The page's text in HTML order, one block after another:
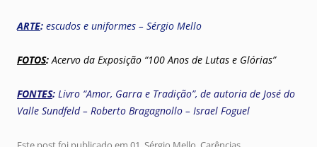
ARTE: escudos e uniformes – Sérgio Mello
FOTOS:Acervo da Exposição “100 Anos de Lutas e Glórias”
FONTES: Livro “Amor, Garra e Tradição”, de autoria de José do
Valle Sundfeld – Roberto Bragagnollo – Israel Foguel